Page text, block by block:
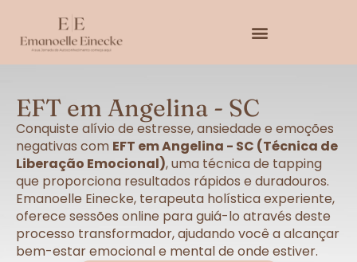
EFT em Angelina - SC
Conquiste alívio de estresse, ansiedade e emoções
negativas com EFT em Angelina - SC (Técnica de
Liberação Emocional), uma técnica de tapping
que proporciona resultados rápidos e duradouros.
Emanoelle Einecke, terapeuta holística experiente,
oferece sessões online para guiá-lo através deste
processo transformador, ajudando você a alcançar
bem-estar emocional e mental de onde estiver.